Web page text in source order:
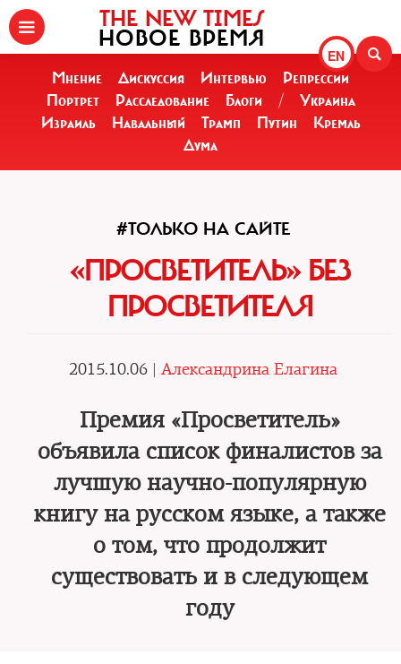
EN
THE NEW TIMES
НОВОЕ ВРЕМЯ
Мнение Дискуссия Интервью
Репрессии
Портрет
Расследование Блоги /
Украина
Израиль
Навальный Трамп Путин
Кремль
Дума
#ТОЛЬКО НА САЙТЕ
«ПРОСВЕТИТЕЛЬ» БЕЗ
ПРОСВЕТИТЕЛЯ
2015.10.06 | Александрина Елагина
Премия «Просветитель»
объявила список финалистов за
лучшую научно-популярную
книгу на русском языке, а также
о том, что продолжит
существовать и в следующем
году